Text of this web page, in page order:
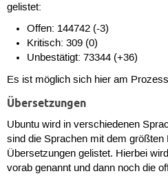
gelistet:
Offen: 144742 (-3)
Kritisch: 309 (0)
Unbestätigt: 73344 (+36)
Es ist möglich sich hier am
Übersetzungen
Ubuntu wird in verschiedenen
sind die Sprachen mit dem größten
Übersetzungen gelistet. Hierbei
vorab genannt und dann noch die